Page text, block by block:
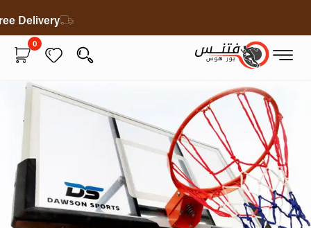
Free Delivery
0